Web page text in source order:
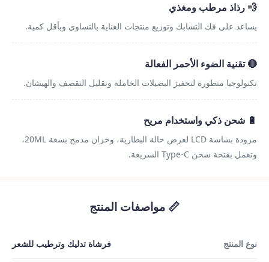
💨 رذاذ مرطب ومغذي
يساعد على فك التشابك وتوزيع منتجات العناية بالتساوي وبأقل كمية.
🔴 تقنية الضوء الأحمر الفعالة
تكنولوجيا متطورة لتحفيز البصيلات الخاملة وتقليل التقصف والهيشان.
🔋 شحن ذكي واستخدام مريح
مزودة بشاشة LCD لعرض حالة البطارية، وخزان مدمج بسعة 20ML،
وتعمل بفتحة شحن Type-C السريعة.
📏 مواصفات المنتج
نوع المنتج فرشاة تدليك وترطيب للشعر